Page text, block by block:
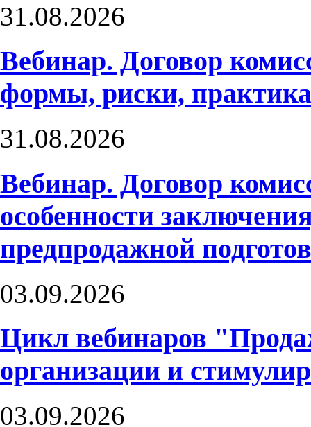
31.08.2026
Вебинар. Договор
формы, риски, практика
31.08.2026
Вебинар. Договор
особенности
предпродажной
03.09.2026
Цикл вебинаров
организации и
03.09.2026